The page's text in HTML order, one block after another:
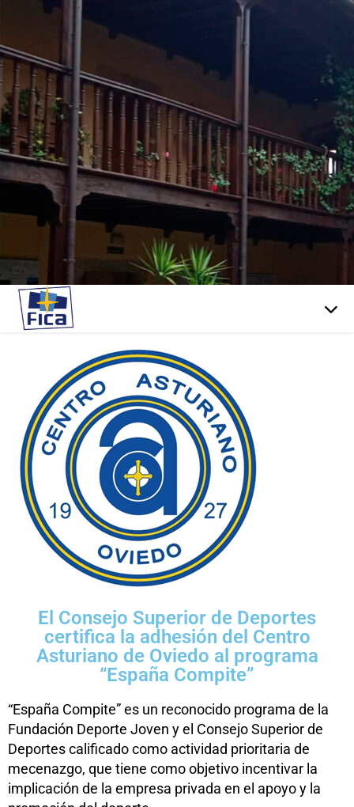
El Consejo Superior de Deportes
certifica la adhesión del Centro
Asturiano de Oviedo al programa
“España Compite”
“España Compite” es un reconocido programa de la
Fundación Deporte Joven y el Consejo Superior de
Deportes calificado como actividad prioritaria de
mecenazgo, que tiene como objetivo incentivar la
implicación de la empresa privada en el apoyo y la